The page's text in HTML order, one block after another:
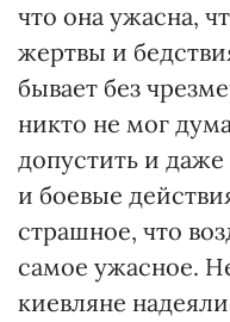
что она ужасна,
жертвы и
бывает без
никто не мог
допустить и
и боевые
страшное, что
самое ужасное.
киевляне